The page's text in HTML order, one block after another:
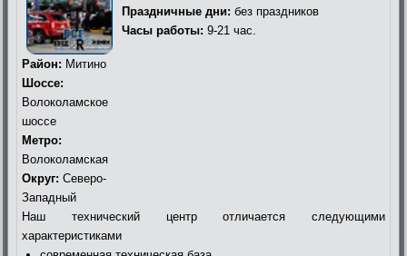
Праздничные дни: без праздников
Часы работы: 9-21 час.
Район: Митино
Шоссе:
Волоколамское
шоссе
Метро:
Волоколамская
Округ: Северо-
Западный
Наш технический центр отличается следующими
характеристиками